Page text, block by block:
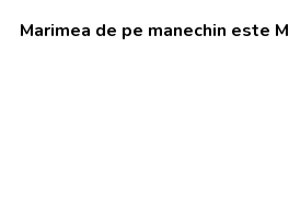
Marimea de pe manechin este M